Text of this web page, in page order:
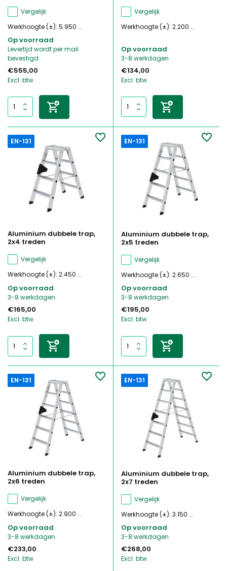
Vergelijk
Werkhoogte (±): 5.950 ...
Op voorraad
Levertijd wordt per mail
bevestigd
€555,00
Excl. btw
Vergelijk
Werkhoogte (±): 2.200 ...
Op voorraad
3-8 werkdagen
€134,00
Excl. btw
EN-131
Aluminium dubbele trap,
2x4 treden
Vergelijk
Werkhoogte (±): 2.450 ...
Op voorraad
3-8 werkdagen
€165,00
Excl. btw
EN-131
Aluminium dubbele trap,
2x5 treden
Vergelijk
Werkhoogte (±): 2.650 ...
Op voorraad
3-8 werkdagen
€195,00
Excl. btw
EN-131
Aluminium dubbele trap,
2x6 treden
Vergelijk
Werkhoogte (±): 2.900 ...
Op voorraad
3-8 werkdagen
€233,00
Excl. btw
EN-131
Aluminium dubbele trap,
2x7 treden
Vergelijk
Werkhoogte (±): 3.150 ...
Op voorraad
3-8 werkdagen
€268,00
Excl. btw